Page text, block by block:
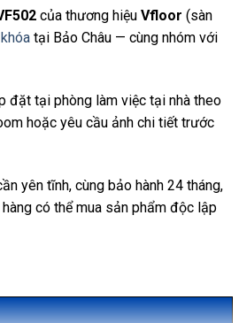
của thương hiệu Vfloor (sàn
tại Bảo Châu — cùng nhóm với
đặt tại phòng làm việc tại nhà theo
hoặc yêu cầu ảnh chi tiết trước
yên tĩnh, cùng bảo hành 24 tháng,
có thể mua sản phẩm độc lập